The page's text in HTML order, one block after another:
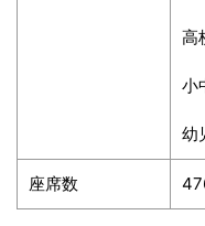
高
小
幼
座席数